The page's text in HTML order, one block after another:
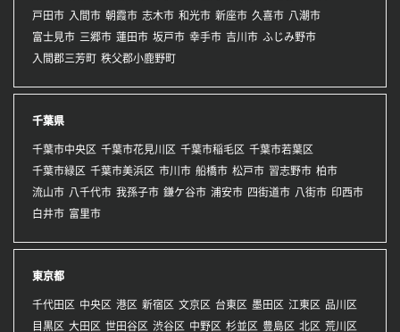
戸田市 入間市 朝霞市 志木市 和光市 新座市 久喜市 八潮市
富士見市 三郷市 蓮田市 坂戸市 幸手市 吉川市 ふじみ野市
入間郡三芳町 秩父郡小鹿野町
千葉県
千葉市中央区 千葉市花見川区 千葉市稲毛区 千葉市若葉区
千葉市緑区 千葉市美浜区 市川市 船橋市 松戸市 習志野市 柏市
流山市 八千代市 我孫子市 鎌ケ谷市 浦安市 四街道市 八街市 印西市
白井市 富里市
東京都
千代田区 中央区 港区 新宿区 文京区 台東区 墨田区 江東区 品川区
目黒区 大田区 世田谷区 渋谷区 中野区 杉並区 豊島区 北区 荒川区